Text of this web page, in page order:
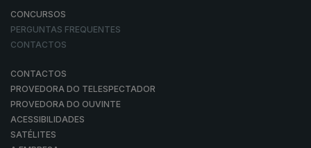
CONCURSOS
PERGUNTAS FREQUENTES
CONTACTOS
CONTACTOS
PROVEDORA DO TELESPECTADOR
PROVEDORA DO OUVINTE
ACESSIBILIDADES
SATÉLITES